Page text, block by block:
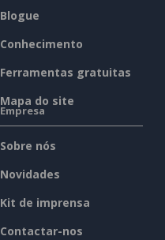
Blogue
Conhecimento
Ferramentas gratuitas
Mapa do site
Empresa
Sobre nós
Novidades
Kit de imprensa
Contactar-nos